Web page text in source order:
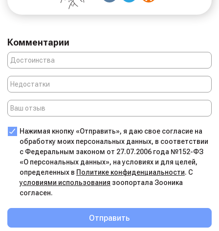
Комментарии
Нажимая кнопку «Отправить», я даю свое согласие на
обработку моих персональных данных, в соответствии
с Федеральным законом от 27.07.2006 года №152-ФЗ
«О персональных данных», на условиях и для целей,
определенных в Политике конфиденциальности. С
условиями использования зоопортала Зооника
согласен.
Отправить